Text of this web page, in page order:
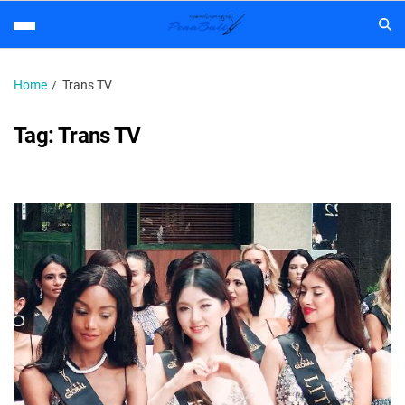
Home Trans TV
Tag:Trans TV